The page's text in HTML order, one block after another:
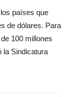
países que
de dólares. Para
100 millones
la Sindicatura